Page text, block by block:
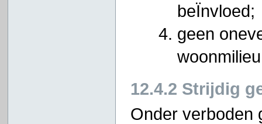
beÏnvloed;
geen
12.4.2 Strijdig
Onder verboden